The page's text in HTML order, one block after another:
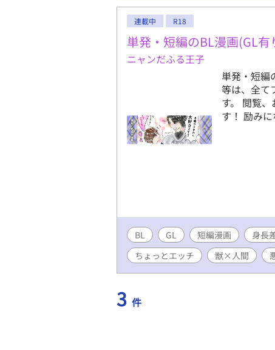
連載中 R18
単発・短編のBL漫画(GL有
ニャンだふる王子
単発・短編
等は、全て
す。 閲覧
す！ 励み
BL GL 短編漫画 身長
ちょっとエッチ
獣×人間
3 件